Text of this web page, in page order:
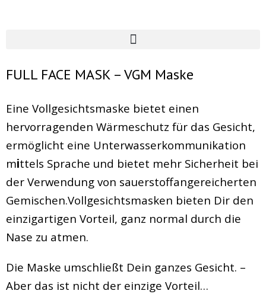
FULL FACE MASK – VGM Maske
Eine Vollgesichtsmaske bietet einen
hervorragenden Wärmeschutz für das Gesicht,
ermöglicht eine Unterwasserkommunikation
mittels Sprache und bietet mehr Sicherheit bei
der Verwendung von sauerstoffangereicherten
Gemischen.Vollgesichtsmasken bieten Dir den
einzigartigen Vorteil, ganz normal durch die
Nase zu atmen.
Die Maske umschließt Dein ganzes Gesicht. –
Aber das ist nicht der einzige Vorteil…